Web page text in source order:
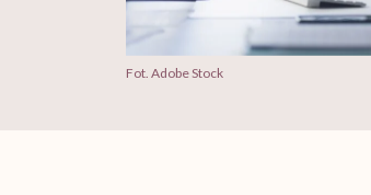
Fot. Adobe Stock